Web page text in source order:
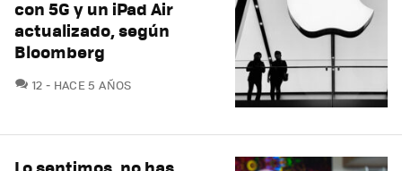
con 5G y un iPad Air
actualizado, según
Bloomberg
12 COMENTARIOS
HACE 5 AÑOS